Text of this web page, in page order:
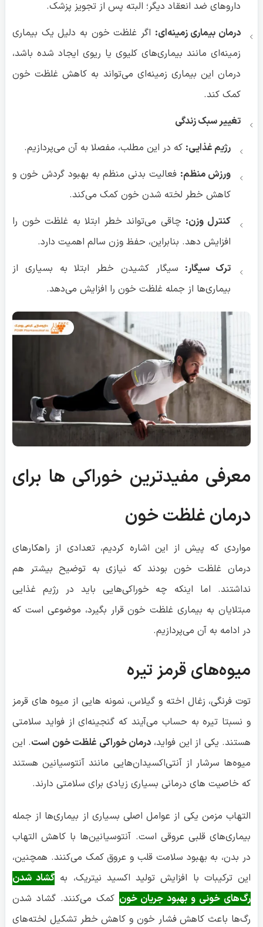
داروهای ضد انعقاد دیگر؛ البته پس از تجویز پزشک.
درمان بیماری زمینه‌ای: اگر غلظت خون به دلیل یک بیماری
زمینه‌ای مانند بیماری‌های کلیوی یا ریوی ایجاد شده باشد،
درمان این بیماری زمینه‌ای می‌تواند به کاهش غلظت خون
کمک کند.
تغییر سبک زندگی
رژیم غذایی: که در این مطلب، مفصلا به آن می‌پردازیم.
ورزش منظم: فعالیت بدنی منظم به بهبود گردش خون و
کاهش خطر لخته شدن خون کمک می‌کند.
کنترل وزن: چاقی می‌تواند خطر ابتلا به غلظت خون را
افزایش دهد. بنابراین، حفظ وزن سالم اهمیت دارد.
ترک سیگار: سیگار کشیدن خطر ابتلا به بسیاری از
بیماری‌ها از جمله غلظت خون را افزایش می‌دهد.
معرفی مفیدترین خوراکی ها برای
درمان غلظت خون
مواردی که پیش از این اشاره کردیم، تعدادی از راهکارهای
درمان غلظت خون بودند که نیازی به توضیح بیشتر هم
نداشتند. اما اینکه چه خوراکی‌هایی باید در رژیم غذایی
مبتلایان به بیماری غلظت خون قرار بگیرد، موضوعی است که
در ادامه به آن می‌پردازیم.
میوه‌های قرمز تیره
توت فرنگی، زغال اخته و گیلاس، نمونه هایی از میوه های قرمز
و نسبتا تیره به حساب می‌آیند که گنجینه‌ای از فواید سلامتی
هستند. یکی از این فواید، درمان خوراکی غلظت خون است. این
میوه‌ها سرشار از آنتی‌اکسیدان‌هایی مانند آنتوسیانین هستند
که خاصیت های درمانی بسیاری زیادی برای سلامتی دارند.
التهاب مزمن یکی از عوامل اصلی بسیاری از بیماری‌ها از جمله
بیماری‌های قلبی عروقی است. آنتوسیانین‌ها با کاهش التهاب
در بدن، به بهبود سلامت قلب و عروق کمک می‌کنند. همچنین،
این ترکیبات با افزایش تولید اکسید نیتریک، به گشاد شدن
رگ‌های خونی و بهبود جریان خون کمک می‌کنند. گشاد شدن
رگ‌ها باعث کاهش فشار خون و کاهش خطر تشکیل لخته‌های